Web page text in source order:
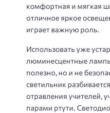
комфортная и мягкая
отличное яркое
играет важную роль.
Использовать уже
люминесцентные
полезно, но и не
светильник
отравления учителей,
парами ртути.